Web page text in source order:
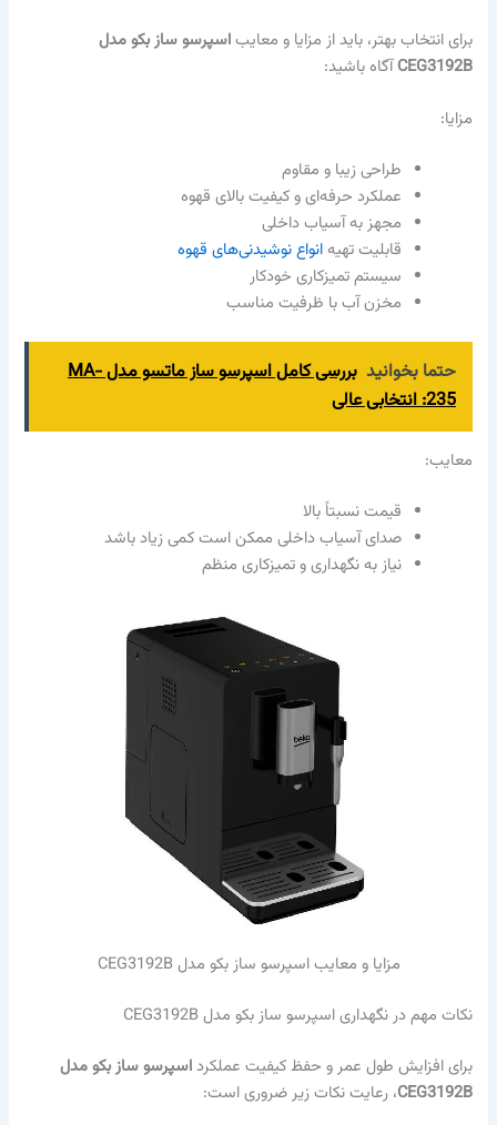
برای انتخاب بهتر، باید از مزایا و معایباسپرسو ساز بکو مدل
CEG3192Bآگاه باشید:
مزایا:
طراحی زیبا و مقاوم
عملکرد حرفه‌ای و کیفیت بالای قهوه
مجهز به آسیاب داخلی
قابلیت تهیهانواع نوشیدنی‌های قهوه
سیستم تمیزکاری خودکار
مخزن آب با ظرفیت مناسب
حتما بخوانید
بررسی کامل اسپرسو ساز ماتسو مدل MA-
235: انتخابی عالی
معایب:
قیمت نسبتاً بالا
صدای آسیاب داخلی ممکن است کمی زیاد باشد
نیاز به نگهداری و تمیزکاری منظم
مزایا و معایب اسپرسو ساز بکو مدل CEG3192B
نکات مهم در نگهداری اسپرسو ساز بکو مدل CEG3192B
برای افزایش طول عمر و حفظ کیفیت عملکرداسپرسو ساز بکو مدل
CEG3192B، رعایت نکات زیر ضروری است: